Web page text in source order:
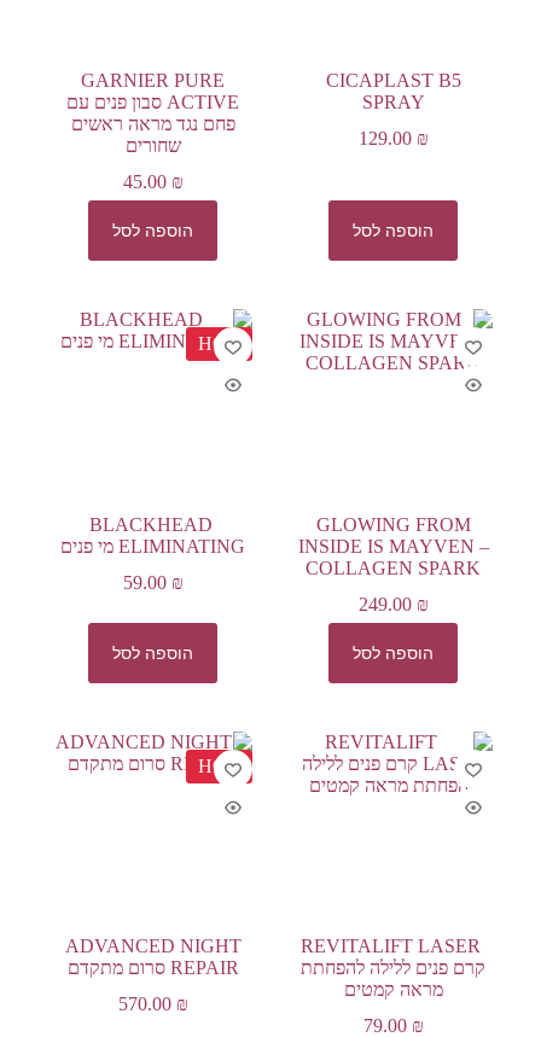
CICAPLAST B5
SPRAY
129.00 ₪
הוספה לסל
GARNIER PURE
ACTIVE סבון פנים עם
פחם נגד מראה ראשים
שחורים
45.00 ₪
הוספה לסל
GLOWING FROM
INSIDE IS MAYVEN –
COLLAGEN SPARK
249.00 ₪
הוספה לסל
HOT
BLACKHEAD
ELIMINATING מי פנים
59.00 ₪
הוספה לסל
REVITALIFT LASER
קרם פנים ללילה להפחתת
מראה קמטים
79.00 ₪
HOT
ADVANCED NIGHT
REPAIR סרום מתקדם
570.00 ₪